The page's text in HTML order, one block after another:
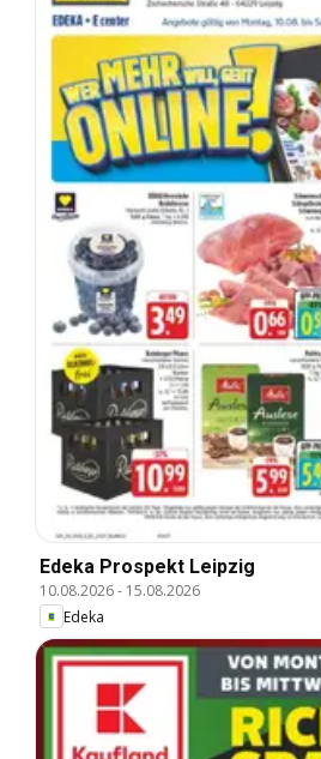
Edeka Prospekt Leipzig
10.08.2026- 15.08.2026
Edeka